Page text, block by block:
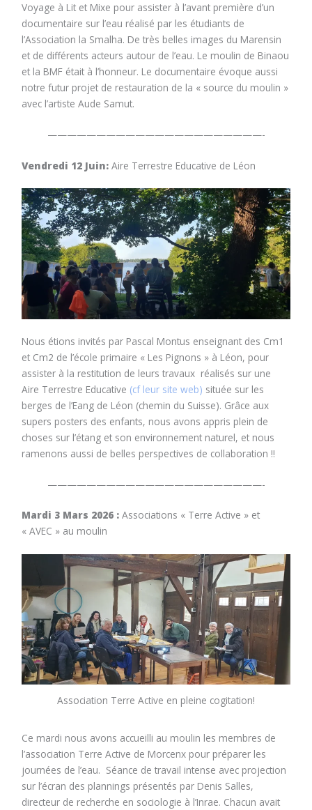
Voyage à Lit et Mixe pour assister à l’avant première d’un
documentaire sur l’eau réalisé par les étudiants de
l’Association la Smalha. De très belles images du Marensin
et de différents acteurs autour de l’eau. Le moulin de Binaou
et la BMF était à l’honneur. Le documentaire évoque aussi
notre futur projet de restauration de la « source du moulin »
avec l’artiste Aude Samut.
——————————————————————-
Vendredi 12 Juin:Aire Terrestre Educative de Léon
Nous étions invités par Pascal Montus enseignant des Cm1
et Cm2 de l’école primaire « Les Pignons » à Léon, pour
assister à la restitution de leurs travaux réalisés sur une
Aire Terrestre Educative (cf leur site web) située sur les
berges de l’Eang de Léon (chemin du Suisse). Grâce aux
supers posters des enfants, nous avons appris plein de
choses sur l’étang et son environnement naturel, et nous
ramenons aussi de belles perspectives de collaboration !!
——————————————————————-
Mardi 3 Mars 2026 : Associations « Terre Active » et
« AVEC » au moulin
Association Terre Active en pleine cogitation!
Ce mardi nous avons accueilli au moulin les membres de
l’association Terre Active de Morcenx pour préparer les
journées de l’eau. Séance de travail intense avec projection
sur l’écran des plannings présentés par Denis Salles,
directeur de recherche en sociologie à l’Inrae. Chacun avait